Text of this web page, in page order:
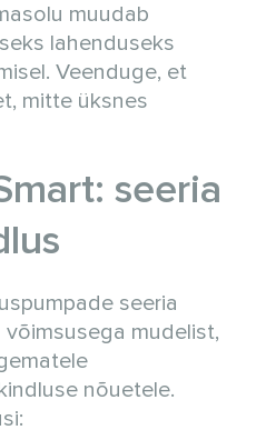
muudab
lahenduseks
Veenduge, et
mitte üksnes
seeria
seeria
mudelist,
nõuetele.